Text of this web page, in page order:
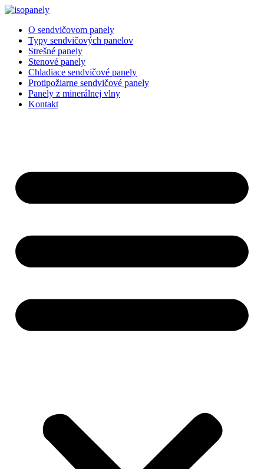
Preskočiť
obsah
O sendvičovom panely
Typy sendvičových panelov
Strešné panely
Stenové panely
Chladiace sendvičové panely
Protipožiarne sendvičové panely
Panely z minerálnej vlny
Kontakt